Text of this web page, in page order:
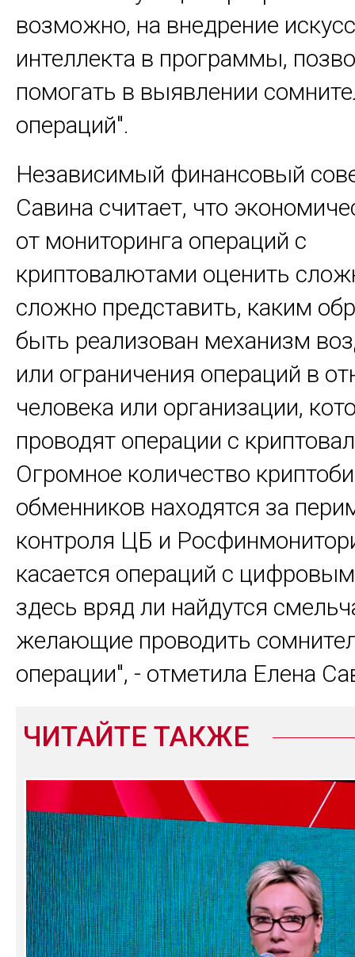
возможно, на внедрение
интеллекта в программы,
помогать в выявлении
операций".
Независимый финансовый
Савина считает, что
от мониторинга операций с
криптовалютами оценить
сложно представить, каким
быть реализован механизм
или ограничения операций в
человека или организации,
проводят операции с
Огромное количество
обменников находятся за
контроля ЦБ и
касается операций с
здесь вряд ли найдутся
желающие проводить
операции", - отметила Елена
ЧИТАЙТЕ ТАКЖЕ